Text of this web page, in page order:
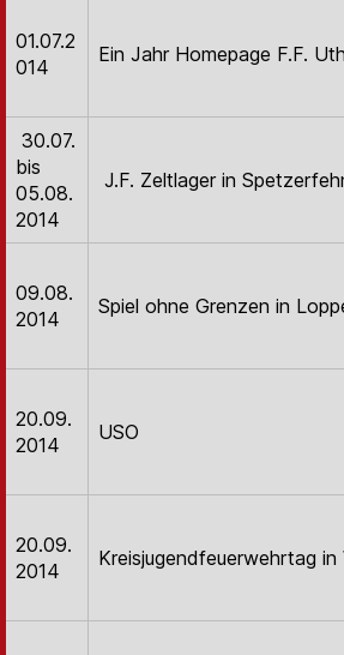
01.07.2
014
Ein Jahr Homepage F.F.
30.07.
bis
05.08.
2014
J.F. Zeltlager in
09.08.
2014
Spiel ohne Grenzen in
20.09.
2014
USO
20.09.
2014
Kreisjugendfeuerwehrtag in